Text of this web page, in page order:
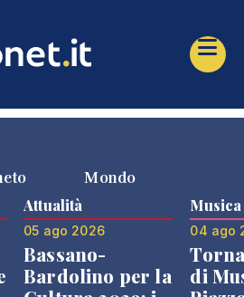
Mondo
Attualità
05 ago 2026
Bassano-
Bardolino per la
Musica
04 ago
di